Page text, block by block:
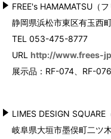
FREE's HAMAMATSU（フ
静岡県浜松市東区有玉西
TEL 053-475-8777
URL http://www.frees-
展示品：RF-074、RF-
LIMES DESIGN SQUARE
岐阜県大垣市墨俣町二ツ